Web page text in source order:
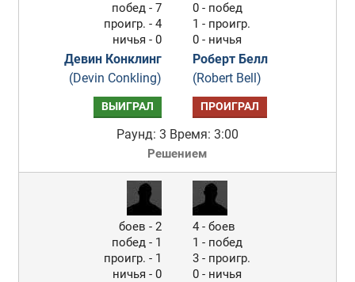
побед - 7
проигр. - 4
ничья - 0
Девин Конклинг
(Devin Conkling)
0 - побед
1 - проигр.
0 - ничья
Роберт Белл
(Robert Bell)
ВЫИГРАЛ ПРОИГРАЛ
Раунд: 3 Время: 3:00
Решением
боев - 2
побед - 1
проигр. - 1
ничья - 0
4 - боев
1 - побед
3 - проигр.
0 - ничья